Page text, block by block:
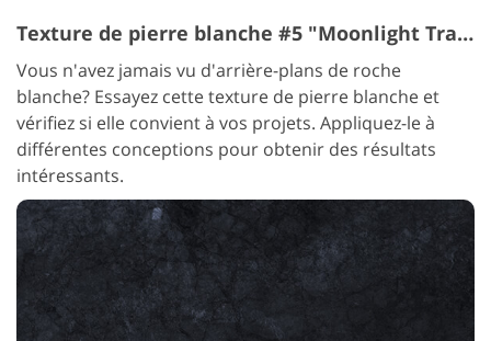
Texture de pierre blanche #5 "Moonlight Track"
Vous n'avez jamais vu d'arrière-plans de roche
blanche? Essayez cette texture de pierre blanche et
vérifiez si elle convient à vos projets. Appliquez-le à
différentes conceptions pour obtenir des résultats
intéressants.